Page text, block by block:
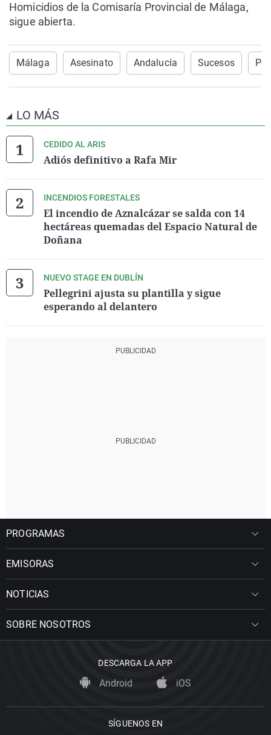
Homicidios de la Comisaría Provincial de Málaga,
sigue abierta.
Málaga Asesinato Andalucía Sucesos
LO MÁS
CEDIDO AL ARIS
Adiós definitivo a Rafa Mir
INCENDIOS FORESTALES
El incendio de Aznalcázar se salda con 14
hectáreas quemadas del Espacio Natural de
Doñana
NUEVO STAGE EN DUBLÍN
Pellegrini ajusta su plantilla y sigue
esperando al delantero
PROGRAMAS
EMISORAS
NOTICIAS
SOBRE NOSOTROS
DESCARGA LA APP
Android iOS
SÍGUENOS EN